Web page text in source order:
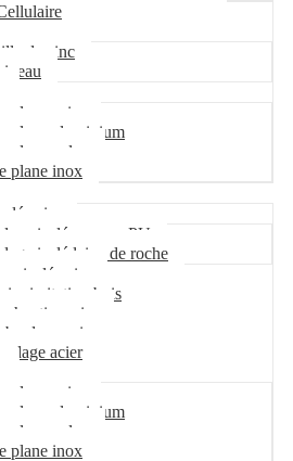
de zinc
plane acier
plane aluminium
plane galva
plane inox
acier
isolé mousse PU
isolé laine de roche
isolé acier
imitation bois
acier
acier
acier
plane acier
plane aluminium
plane galva
plane inox